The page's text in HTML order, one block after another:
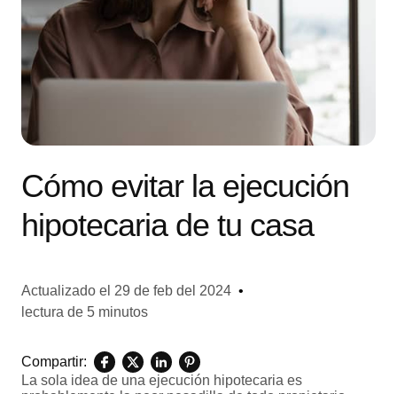
Cómo evitar la ejecución
hipotecaria de tu casa
Actualizado el 29 de feb del 2024 •
lectura de 5 minutos
Compartir:
La sola idea de una ejecución hipotecaria es